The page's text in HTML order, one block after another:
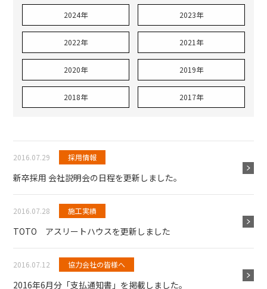
2024年 2023年
2022年 2021年
2020年 2019年
2018年 2017年
2016.07.29 採用情報
新卒採用 会社説明会の日程を更新しました。
2016.07.28 施工実績
TOTO アスリートハウスを更新しました
2016.07.12 協力会社の皆様へ
2016年6月分「支払通知書」を掲載しました。